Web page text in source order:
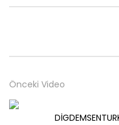
Önceki Video